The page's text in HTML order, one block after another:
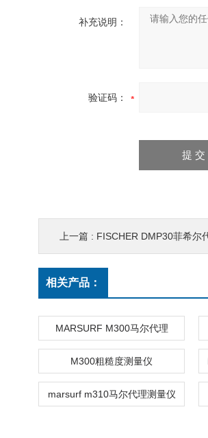
补充说明：
验证码：
上一篇 : FISCHER DMP30菲希尔
相关产品：
MARSURF M300马尔代理
M300粗糙度测量仪
marsurf m310马尔代理测量仪